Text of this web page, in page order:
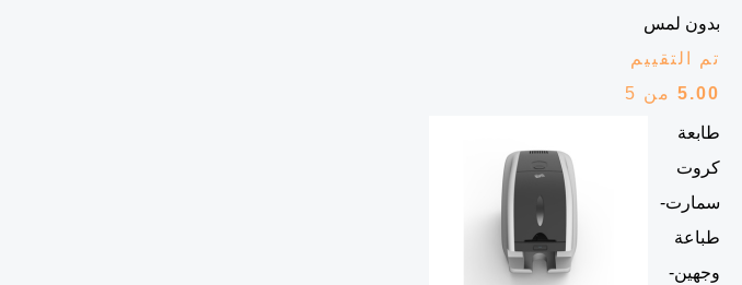
بدون لمس
تم التقييم
5.00 من 5
طابعة
كروت
سمارت-
طباعة
وجهين-